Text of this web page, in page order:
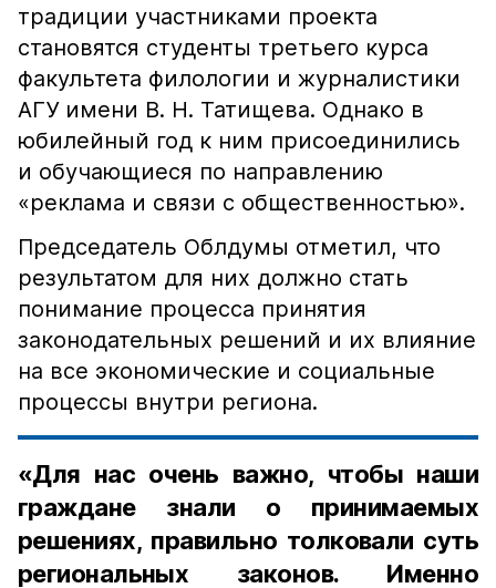
традиции участниками проекта
становятся студенты третьего курса
факультета филологии и журналистики
АГУ имени В. Н. Татищева. Однако в
юбилейный год к ним присоединились
и обучающиеся по направлению
«реклама и связи с общественностью».
Председатель Облдумы отметил, что
результатом для них должно стать
понимание процесса принятия
законодательных решений и их влияние
на все экономические и социальные
процессы внутри региона.
«Для нас очень важно, чтобы наши
граждане знали о принимаемых
решениях, правильно толковали суть
региональных законов. Именно